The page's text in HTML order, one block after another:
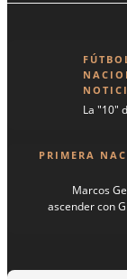
La "10"
PRIMERA
Marcos
ascender con